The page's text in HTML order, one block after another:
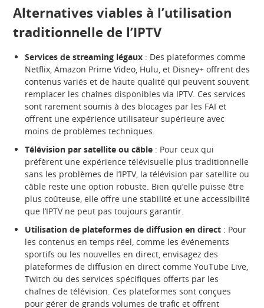
Alternatives viables à l’utilisation
traditionnelle de l’IPTV
Services de streaming légaux : Des plateformes comme
Netflix, Amazon Prime Video, Hulu, et Disney+ offrent des
contenus variés et de haute qualité qui peuvent souvent
remplacer les chaînes disponibles via IPTV. Ces services
sont rarement soumis à des blocages par les FAI et
offrent une expérience utilisateur supérieure avec
moins de problèmes techniques.
Télévision par satellite ou câble : Pour ceux qui
préfèrent une expérience télévisuelle plus traditionnelle
sans les problèmes de l’IPTV, la télévision par satellite ou
câble reste une option robuste. Bien qu’elle puisse être
plus coûteuse, elle offre une stabilité et une accessibilité
que l’IPTV ne peut pas toujours garantir.
Utilisation de plateformes de diffusion en direct : Pour
les contenus en temps réel, comme les événements
sportifs ou les nouvelles en direct, envisagez des
plateformes de diffusion en direct comme YouTube Live,
Twitch ou des services spécifiques offerts par les
chaînes de télévision. Ces plateformes sont conçues
pour gérer de grands volumes de trafic et offrent